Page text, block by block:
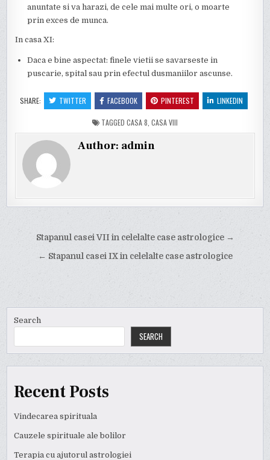
anuntate si va harazi, de cele mai multe ori, o moarte
prin exces de munca.
In casa XI:
Daca e bine aspectat: finele vietii se savarseste in
puscarie, spital sau prin efectul dusmaniilor ascunse.
SHARE: TWITTER FACEBOOK PINTEREST LINKEDIN
TAGGED CASA 8 CASA VIII
Author: admin
Post
navigation
Stapanul casei VII in celelalte case astrologice →
← Stapanul casei IX in celelalte case astrologice
Search
SEARCH
Recent Posts
Vindecarea spirituala
Cauzele spirituale ale bolilor
Terapia cu ajutorul astrologiei